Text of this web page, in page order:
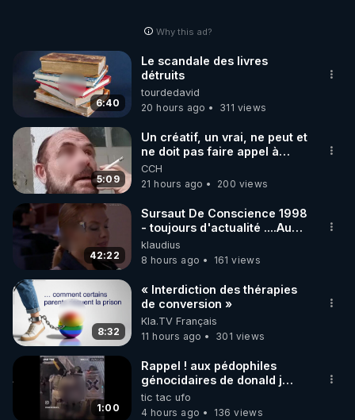
Why this ad?
6:40
Le scandale des livres
détruits
tourdedavid
20 hours ago
311 views
5:09
Un créatif, un vrai, ne peut et
ne doit pas faire appel à
l'intelligence artificielle
CCH
21 hours ago
200 views
42:22
Sursaut De Conscience 1998
- toujours d'actualité ....Au
Dela Du Réel
klaudius
8 hours ago
161 views
8:32
« Interdiction des thérapies
de conversion »
Kla.TV Français
11 hours ago
301 views
1:00
Rappel ! aux pédophiles
génocidaires de donald j
trump et ses supporters
trumpistes 424et 666.
tic tac ufo
4 hours ago
136 views